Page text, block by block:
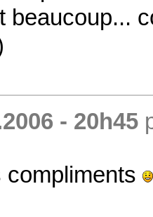
beaucoup...
- 20h45
compliments